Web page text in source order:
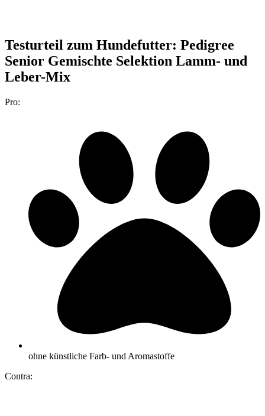
Testurteil zum Hundefutter: Pedigree
Senior Gemischte Selektion Lamm- und
Leber-Mix
Pro:
ohne künstliche Farb- und Aromastoffe
Contra: